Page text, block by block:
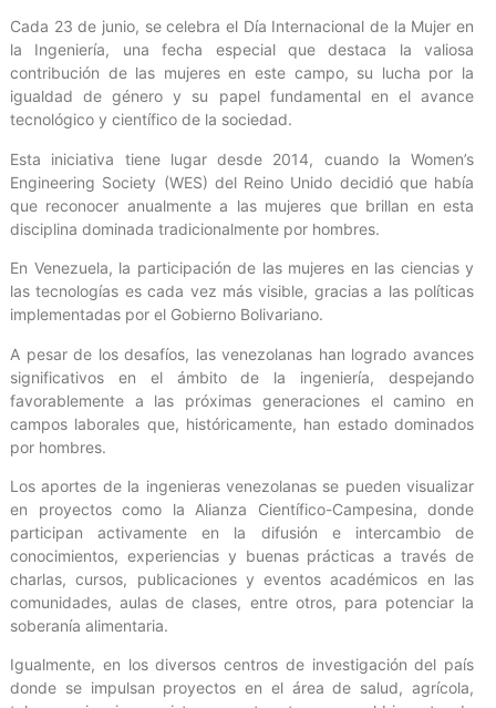
Cada 23 de junio, se celebra el Día Internacional de la Mujer en
la Ingeniería, una fecha especial que destaca la valiosa
contribución de las mujeres en este campo, su lucha por la
igualdad de género y su papel fundamental en el avance
tecnológico y científico de la sociedad.
Esta iniciativa tiene lugar desde 2014, cuando la Women’s
Engineering Society (WES) del Reino Unido decidió que había
que reconocer anualmente a las mujeres que brillan en esta
disciplina dominada tradicionalmente por hombres.
En Venezuela, la participación de las mujeres en las ciencias y
las tecnologías es cada vez más visible, gracias a las políticas
implementadas por el Gobierno Bolivariano.
A pesar de los desafíos, las venezolanas han logrado avances
significativos en el ámbito de la ingeniería, despejando
favorablemente a las próximas generaciones el camino en
campos laborales que, históricamente, han estado dominados
por hombres.
Los aportes de la ingenieras venezolanas se pueden visualizar
en proyectos como la Alianza Científico-Campesina, donde
participan activamente en la difusión e intercambio de
conocimientos, experiencias y buenas prácticas a través de
charlas, cursos, publicaciones y eventos académicos en las
comunidades, aulas de clases, entre otros, para potenciar la
soberanía alimentaria.
Igualmente, en los diversos centros de investigación del país
donde se impulsan proyectos en el área de salud, agrícola,